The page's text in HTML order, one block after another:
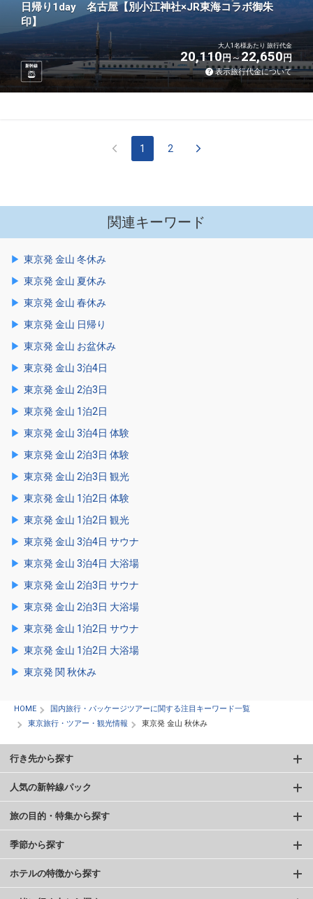
日帰り1day 名古屋【別小江神社×JR東海コラボ御朱
印】
新幹線
大人1名様あたり 旅行代金
20,110円 22,650円
表示旅行代金について
1 2
関連キーワード
東京発 金山 冬休み
東京発 金山 夏休み
東京発 金山 春休み
東京発 金山 日帰り
東京発 金山 お盆休み
東京発 金山 3泊4日
東京発 金山 2泊3日
東京発 金山 1泊2日
東京発 金山 3泊4日 体験
東京発 金山 2泊3日 体験
東京発 金山 2泊3日 観光
東京発 金山 1泊2日 体験
東京発 金山 1泊2日 観光
東京発 金山 3泊4日 サウナ
東京発 金山 3泊4日 大浴場
東京発 金山 2泊3日 サウナ
東京発 金山 2泊3日 大浴場
東京発 金山 1泊2日 サウナ
東京発 金山 1泊2日 大浴場
東京発 関 秋休み
HOME
国内旅行・パッケージツアーに関する注目キーワード一覧
東京旅行・ツアー・観光情報
東京発 金山 秋休み
行き先から探す
人気の新幹線パック
旅の目的・特集から探す
季節から探す
ホテルの特徴から探す